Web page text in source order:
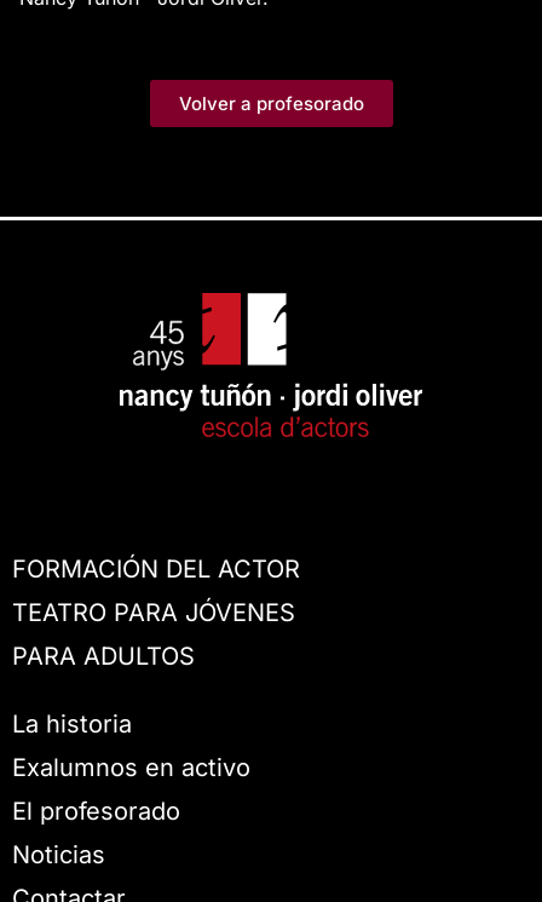
Volver a profesorado
FORMACIÓN DEL ACTOR
TEATRO PARA JÓVENES
PARA ADULTOS
La historia
Exalumnos en activo
El profesorado
Noticias